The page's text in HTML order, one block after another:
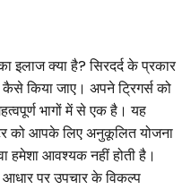
इलाज क्या है? सिरदर्द के प्रकार
कैसे किया जाए। अपने ट्रिगर्स को
भागों में से एक है। यह
को आपके लिए अनुकूलित योजना
हमेशा आवश्यक नहीं होती है।
पर उपचार के विकल्प